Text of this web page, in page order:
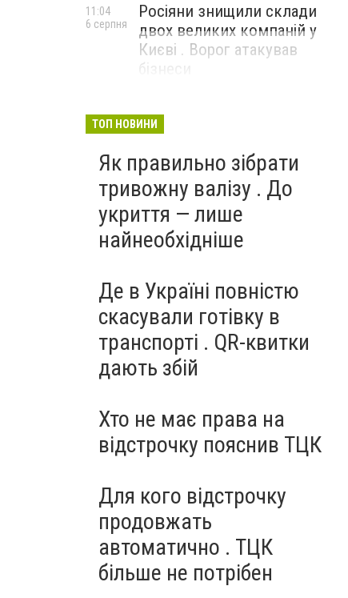
Росіяни знищили склади
двох великих компаній у
Києві . Ворог атакував
бізнеси
11:04
6 серпня
ТОП НОВИНИ
Як правильно зібрати
тривожну валізу . До
укриття — лише
найнеобхідніше
Де в Україні повністю
скасували готівку в
транспорті . QR-квитки
дають збій
Хто не має права на
відстрочку пояснив ТЦК
Для кого відстрочку
продовжать
автоматично . ТЦК
більше не потрібен